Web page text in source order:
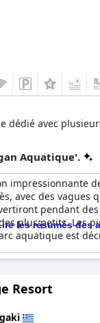
dédié avec
Aquatique'.
impressionnante
avec des
pendant
plus petits. Les
aquatique est
les résumés des
Resort